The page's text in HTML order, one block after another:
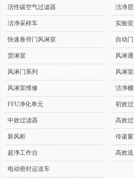
活性碳空气过滤器 洁净
洁净采样车 实验
快速卷帘门风淋室 自动
货淋室 风淋
风淋门系列 风淋
风淋室维修 洁净棚
FFU净化单元 初效
中效过滤器 高效
新风柜 传递窗
超净工作台 高效
电动密封运送车